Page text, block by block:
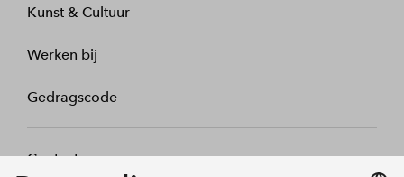
Kunst & Cultuur
Werken bij
Gedragscode
Contact